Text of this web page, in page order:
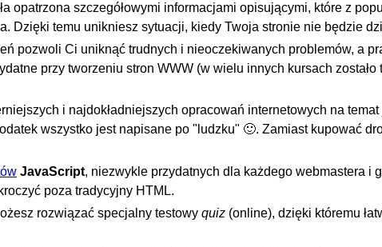
opatrzona szczegółowymi informacjami opisującymi, które z
Dzięki temu unikniesz sytuacji, kiedy Twoja stronie nie będzie
pozwoli Ci uniknąć trudnych i nieoczekiwanych problemów, a
przy tworzeniu stron WWW (w wielu innych kursach
i najdokładniejszych opracowań internetowych na temat
wszystko jest napisane po "ludzku" 🙂. Zamiast kupować
JavaScript, niezwykle przydatnych dla każdego webmastera i
poza tradycyjny HTML.
rozwiązać specjalny testowy quiz (online), dzięki któremu